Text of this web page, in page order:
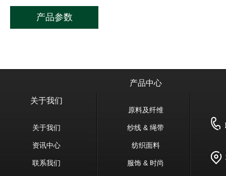
产品参数
关于我们
关于我们
资讯中心
联系我们
产品中心
原料及纤维
纱线 & 绳带
纺织面料
服饰 & 时尚